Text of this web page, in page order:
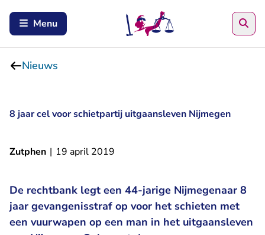
Menu
Nieuws
8 jaar cel voor schietpartij uitgaansleven Nijmegen
Zutphen | 19 april 2019
De rechtbank legt een 44-jarige Nijmegenaar 8
jaar gevangenisstraf op voor het schieten met
een vuurwapen op een man in het uitgaansleven